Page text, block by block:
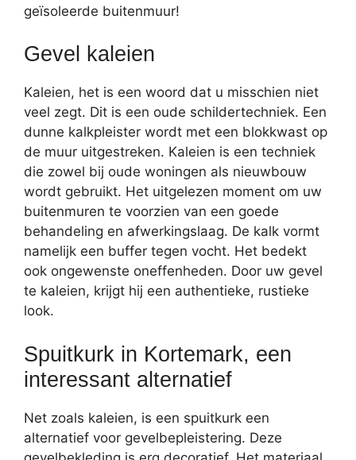
geïsoleerde buitenmuur!
Gevel kaleien
Kaleien, het is een woord dat u misschien niet
veel zegt. Dit is een oude schildertechniek. Een
dunne kalkpleister wordt met een blokkwast op
de muur uitgestreken. Kaleien is een techniek
die zowel bij oude woningen als nieuwbouw
wordt gebruikt. Het uitgelezen moment om uw
buitenmuren te voorzien van een goede
behandeling en afwerkingslaag. De kalk vormt
namelijk een buffer tegen vocht. Het bedekt
ook ongewenste oneffenheden. Door uw gevel
te kaleien, krijgt hij een authentieke, rustieke
look.
Spuitkurk in Kortemark, een
interessant alternatief
Net zoals kaleien, is een spuitkurk een
alternatief voor gevelbepleistering. Deze